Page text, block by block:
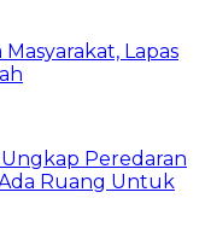
Lapas
Peredaran
Ada Ruang Untuk